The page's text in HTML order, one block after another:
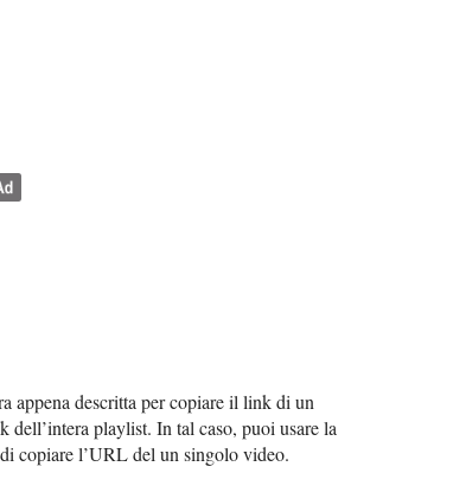
appena descritta per copiare il link di un
playlist. In tal caso, puoi usare la
copiare l’URL del un singolo video.